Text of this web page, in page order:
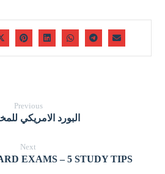
Previous
البورد الامريكي
Next
EXAMS – 5 STUDY TIPS